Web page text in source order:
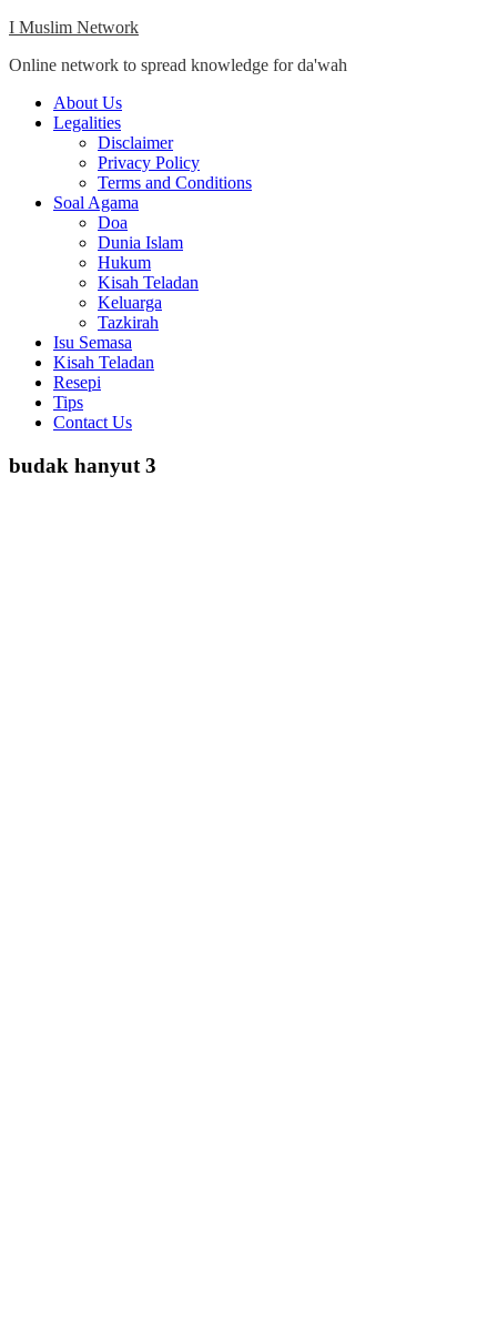
Skip
content
I Muslim Network
Online network to spread knowledge for da'wah
Close
Menu
About Us
Legalities
Disclaimer
Privacy Policy
Terms and Conditions
Soal Agama
Doa
Dunia Islam
Hukum
Kisah Teladan
Keluarga
Tazkirah
Isu Semasa
Kisah Teladan
Resepi
Tips
Contact Us
budak hanyut 3